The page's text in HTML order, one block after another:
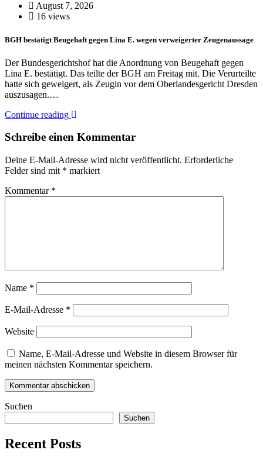
August 7, 2026
16 views
BGH bestätigt Beugehaft gegen Lina E. wegen verweigerter Zeugenaussage
Der Bundesgerichtshof hat die Anordnung von Beugehaft gegen
Lina E. bestätigt. Das teilte der BGH am Freitag mit. Die Verurteilte
hatte sich geweigert, als Zeugin vor dem Oberlandesgericht Dresden
auszusagen.…
Continue reading
Schreibe einen Kommentar
Deine E-Mail-Adresse wird nicht veröffentlicht. Erforderliche
Felder sind mit * markiert
Kommentar *
Name *
E-Mail-Adresse *
Website
Name, E-Mail-Adresse und Website in diesem Browser für
meinen nächsten Kommentar speichern.
Suchen
Suchen
Recent Posts